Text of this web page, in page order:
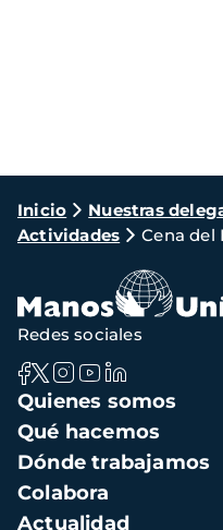
Ruta
de
navegación
Inicio Nuestras
Actividades
Cena del
Navegación
principal
Quienes somos
Qué hacemos
Dónde trabajamos
Colabora
Actualidad
Redes sociales